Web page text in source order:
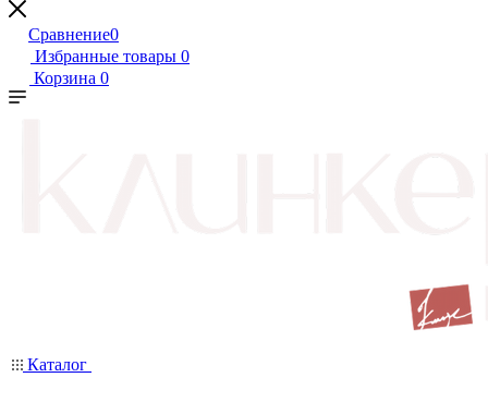
Сравнение0
Избранные товары 0
Корзина 0
Каталог